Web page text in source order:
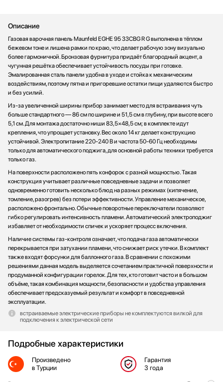
Описание
Газовая варочная панель Maunfeld EGHE 95 33CBG R G выполнена в тёплом
бежевом тоне и лишена рамки по краю, что делает рабочую зону визуально
более гармоничной. Бронзовая фурнитура придаёт благородный акцент, а
чугунная решётка обеспечивает устойчивость посуды при готовке.
Эмалированная сталь панели удобна в уходе и стойка к механическим
воздействиям, поэтому пятна и пригоревшие остатки пищи удаляются быстро
и без усилий.
Из-за увеличенной ширины прибор занимает место для встраивания чуть
больше стандартного — 86 см по ширине и 51,5 см в глубину, при высоте всего
5,1 см. Для монтажа достаточно ниши 83,5×48,5 см; в комплекте идут
крепления, что упрощает установку. Вес около 14 кг делает конструкцию
устойчивой. Электропитание 220-240 В и частота 50-60 Гц необходимы
только для автоматического поджига, для основной работы техники требуется
только газ.
На поверхности расположено пять конфорок с разной мощностью. Такая
конструкция учитывает различные повседневные задачи и позволяет
одновременно готовить несколько блюд на разных режимах (кипячение,
томление, разогрев) без потери эффективности. Управление механическое,
расположено фронтально. Обычные поворотные переключатели позволяют
гибко регулировать интенсивность пламени. Автоматический электроподжиг
избавляет от необходимости спичек и ускоряет процесс включения.
Наличие системы газ-контроля означает, что подача газа автоматически
перекрывается при затухании пламени, что снижает риск утечки. В комплект
также входят форсунки для баллонного газа. В сравнении с похожими
решениями данная модель выделяется сочетанием практичной поверхности и
продуманной конфигурации горелок. Для тех, кто готовит часто и в большом
объёме, такая комбинация мощности, безопасности и удобства управления
обеспечивает предсказуемый результат и комфорт в повседневной
эксплуатации.
встраиваемые электрические приборы не комплектуются вилкой для
подключения к электрической сети
Подробные характеристики
Произведено
в Турции
Гарантия
3 года